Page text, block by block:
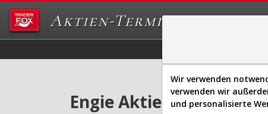
Aktien-Terminal
Engie Aktie: Realtime-
Wir verwenden
verwenden wir
und personalisierte